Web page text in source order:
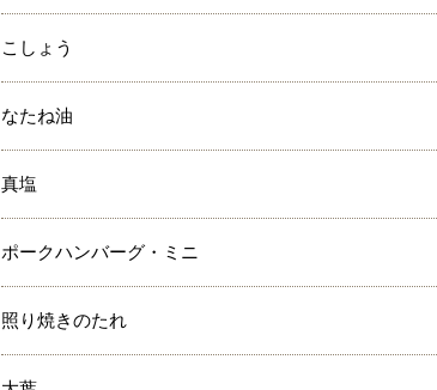
こしょう
なたね油
真塩
ポークハンバーグ・ミニ
照り焼きのたれ